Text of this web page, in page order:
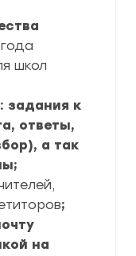
года
школ
задания к
ответы,
а так
;
на